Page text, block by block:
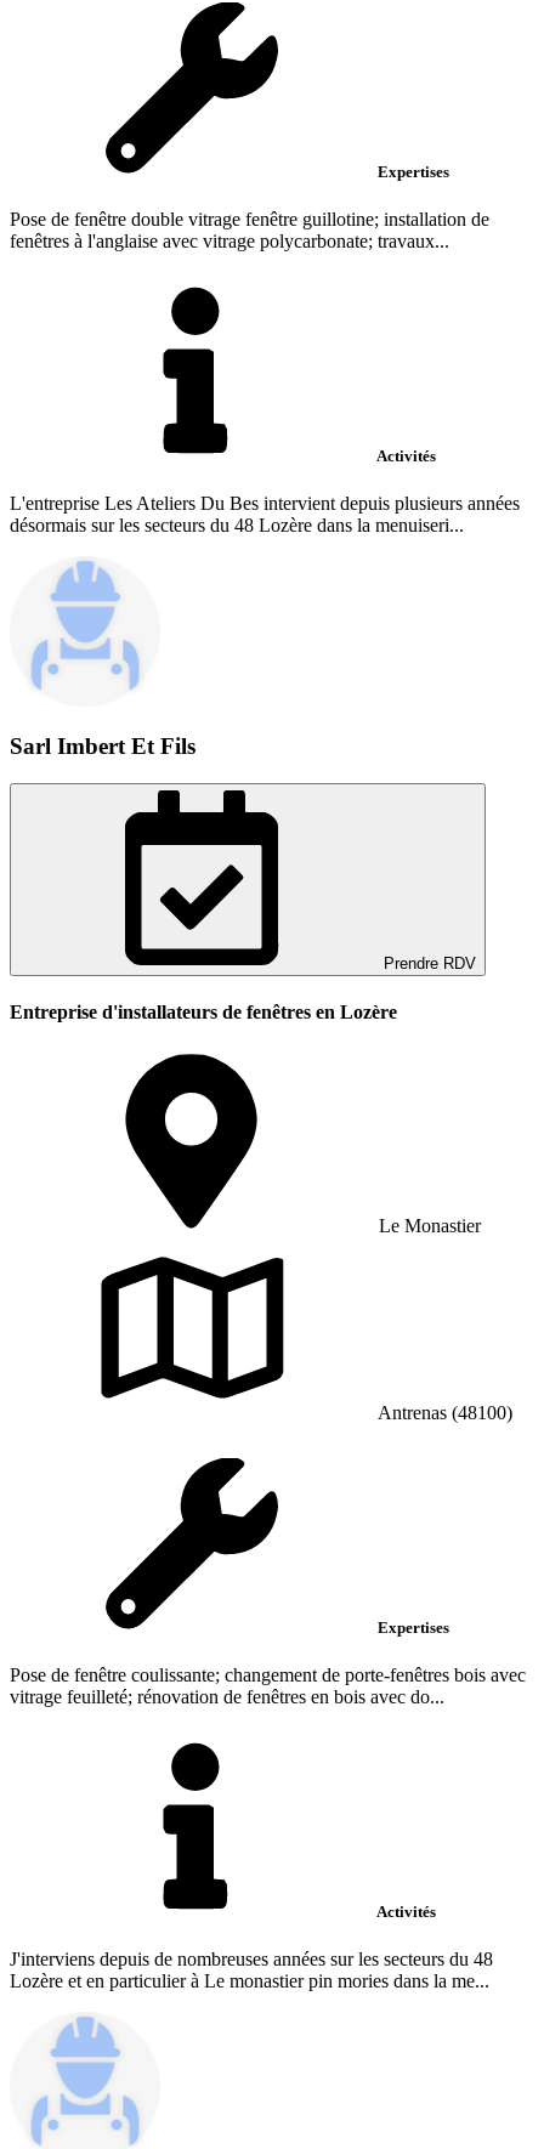
Expertises
Pose de fenêtre double vitrage fenêtre guillotine; installation de
fenêtres à l'anglaise avec vitrage polycarbonate; travaux...
Activités
L'entreprise Les Ateliers Du Bes intervient depuis plusieurs années
désormais sur les secteurs du 48 Lozère dans la menuiseri...
Sarl Imbert Et Fils
Prendre RDV
Entreprise d'installateurs de fenêtres en Lozère
Le Monastier
Antrenas (48100)
Expertises
Pose de fenêtre coulissante; changement de porte-fenêtres bois avec
vitrage feuilleté; rénovation de fenêtres en bois avec do...
Activités
J'interviens depuis de nombreuses années sur les secteurs du 48
Lozère et en particulier à Le monastier pin mories dans la me...